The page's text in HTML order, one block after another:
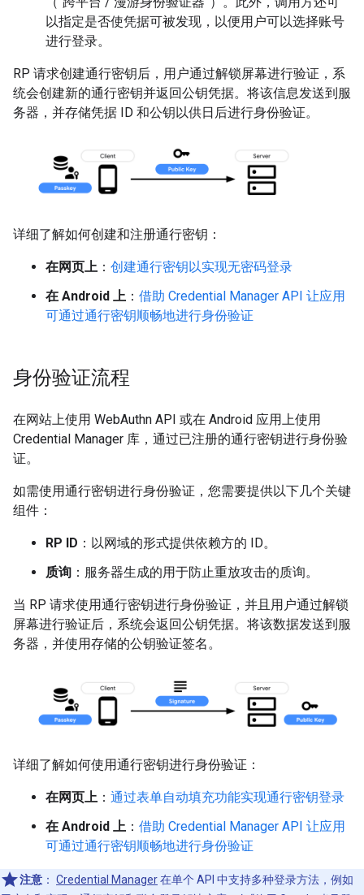
以指定是否使凭据可被发现，以便用户可以选择账号
进行登录。
RP 请求创建通行密钥后，用户通过解锁屏幕进行验证，系
统会创建新的通行密钥并返回公钥凭据。将该信息发送到服
务器，并存储凭据 ID 和公钥以供日后进行身份验证。
详细了解如何创建和注册通行密钥：
在网页上 ： 创建通行密钥以实现无密码登录
在 Android 上 ： 借助 Credential Manager API 让应用
可通过通行密钥顺畅地进行身份验证
身份验证流程
在网站上使用 WebAuthn API 或在 Android 应用上使用
Credential Manager 库，通过已注册的通行密钥进行身份验
证。
如需使用通行密钥进行身份验证，您需要提供以下几个关键
组件：
RP ID ：以网域的形式提供依赖方的 ID。
质询 ：服务器生成的用于防止重放攻击的质询。
当 RP 请求使用通行密钥进行身份验证，并且用户通过解锁
屏幕进行验证后，系统会返回公钥凭据。将该数据发送到服
务器，并使用存储的公钥验证签名。
详细了解如何使用通行密钥进行身份验证：
在网页上 ： 通过表单自动填充功能实现通行密钥登录
在 Android 上 ： 借助 Credential Manager API 让应用
可通过通行密钥顺畅地进行身份验证
注意 ： Credential Manager在单个 API 中支持多种登录方法，例如